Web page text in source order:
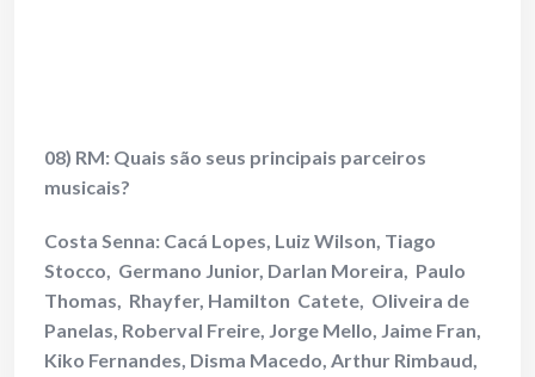
08) RM: Quais são seus principais parceiros
musicais?
Costa Senna: Cacá Lopes, Luiz Wilson, Tiago
Stocco, Germano Junior, Darlan Moreira, Paulo
Thomas, Rhayfer, Hamilton Catete, Oliveira de
Panelas, Roberval Freire, Jorge Mello, Jaime Fran,
Kiko Fernandes, Disma Macedo, Arthur Rimbaud,